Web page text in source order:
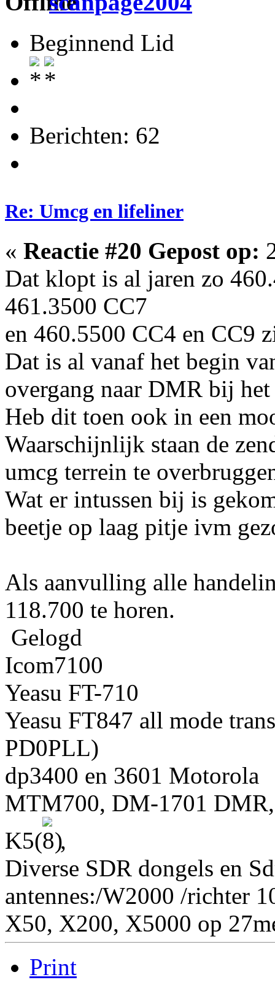
Beginnend Lid
Berichten: 62
Re: Umcg en lifeliner
« Reactie #20 Gepost op:
Dat klopt is al jaren zo
461.3500 CC7
en 460.5500 CC4 en CC9
Dat is al vanaf het begin
overgang naar DMR bij
Heb dit toen ook in een
Waarschijnlijk staan de
umcg terrein te
Wat er intussen bij is
beetje op laag pitje ivm
Als aanvulling alle
118.700 te horen.
Gelogd
Icom7100
Yeasu FT-710
Yeasu FT847 all mode
PD0PLL)
dp3400 en 3601 Motorola
MTM700, DM-1701
K5(
,
Diverse SDR dongels en
antennes:/W2000 /richter
X50, X200, X5000 op
Print